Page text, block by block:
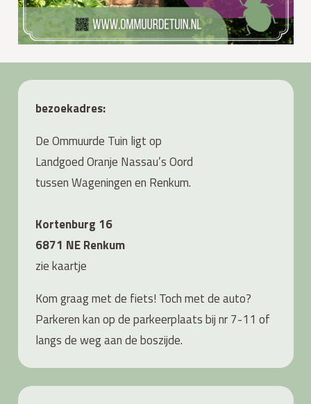
bezoekadres:
De Ommuurde Tuin ligt op
Landgoed Oranje Nassau’s Oord
tussen Wageningen en Renkum.
Kortenburg 16
6871 NE Renkum
ziekaartje
Kom graag met de fiets! Toch met de auto?
Parkeren kan op de parkeerplaats bij nr 7-11 of
langs de weg aan de boszijde.